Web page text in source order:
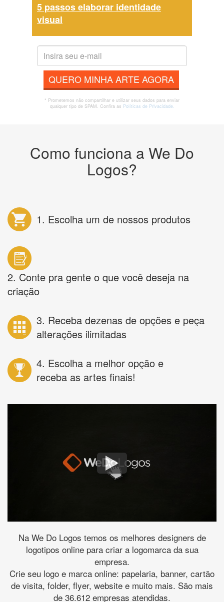
5 passos elaborar identidade
visual
QUERO MINHA ARTE AGORA
* Prometemos não compartilhar e utilizar seus dados para enviar
qualquer tipo de SPAM. Confira as Políticas de Privacidade.
Como funciona a We Do
Logos?
1. Escolha um de nossos produtos
2. Conte pra gente o que você deseja na
criação
3. Receba dezenas de opções e peça
alterações ilimitadas
4. Escolha a melhor opção e
receba as artes finais!
Na We Do Logos temos os melhores designers de
logotipos online para criar a logomarca da sua
empresa.
Crie seu logo e marca online: papelaria, banner, cartão
de visita, folder, flyer, website e muito mais. São mais
de 36.612 empresas atendidas.